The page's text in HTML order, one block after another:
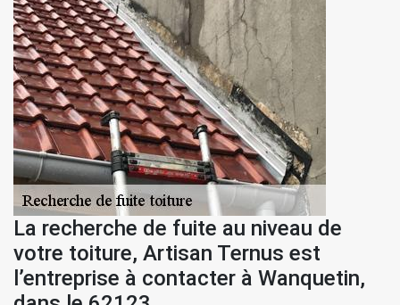
La recherche de fuite au niveau de
votre toiture, Artisan Ternus est
l’entreprise à contacter à Wanquetin,